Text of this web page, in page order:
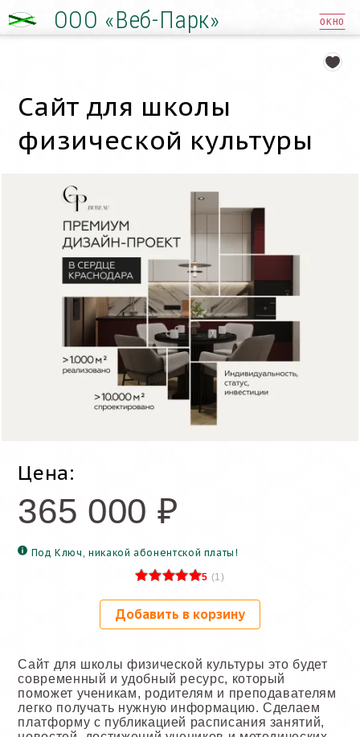
ООО «Веб-Парк» ОКНО
Сайт для школы
физической культуры
Цена:
365 000 ₽
Под Ключ, никакой абонентской платы!
5 (1)
Сайт для школы физической культуры это будет
современный и удобный ресурс, который
поможет ученикам, родителям и преподавателям
легко получать нужную информацию. Сделаем
платформу с публикацией расписания занятий,
Добавить в корзину